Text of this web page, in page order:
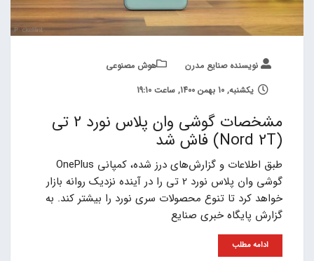
نویسنده صنایع مدرن
هوش مصنوعی
یکشنبه, 10 بهمن 1400, ساعت 19:10
مشخصات گوشی وان پلاس نورد 2 تی
(Nord 2T) فاش شد
طبق اطلاعات و گزارش‌های درز شده، کمپانی OnePlus
گوشی وان پلاس نورد 2 تی را در آینده نزدیک روانه بازار
خواهد کرد تا تنوع محصولات سری نورد را بیشتر کند. به
گزارش پایگاه خبری صنایع
ادامه مطلب